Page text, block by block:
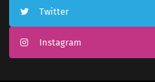
Twitter
Instagram